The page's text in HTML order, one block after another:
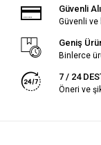
Güvenli
Güvenli
Geniş
Binlerce
7 / 24
Öneri ve